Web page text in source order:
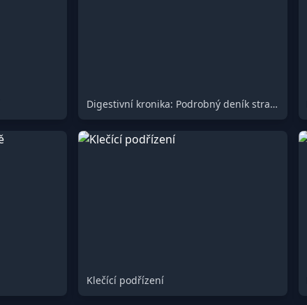
Digestivní kronika: Podrobný deník stravy a wellness
Klečící podřízení